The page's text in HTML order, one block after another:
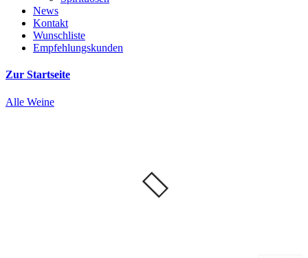
News
Kontakt
Wunschliste
Empfehlungskunden
Zur Startseite
Alle Weine